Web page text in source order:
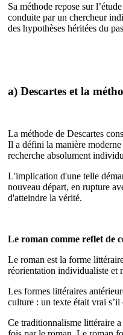
Sa méthode repose sur
conduite par un chercheur
des hypothèses héritées du
a) Descartes et la
La méthode de Descartes
Il a défini la manière
recherche absolument
L'implication d'une telle
nouveau départ, en rupture
d'atteindre la vérité.
Le roman comme reflet de
Le roman est la forme
réorientation individualiste et
Les formes littéraires
culture : un texte était vrai
Ce traditionnalisme littéraire